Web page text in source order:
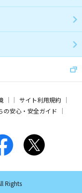
サイト利用規約
の安心・安全ガイド
Rights